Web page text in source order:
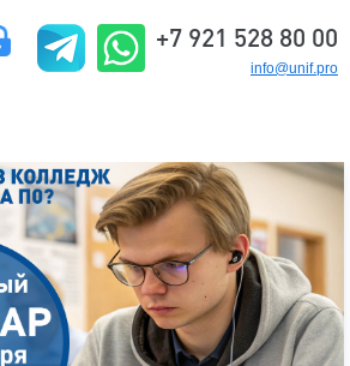
+7 921 528 80 00
info@unif.pro